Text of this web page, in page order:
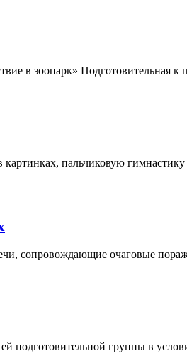
в зоопарк» Подготовительная
пальчиковую
сопровождающие очаговые
группы в